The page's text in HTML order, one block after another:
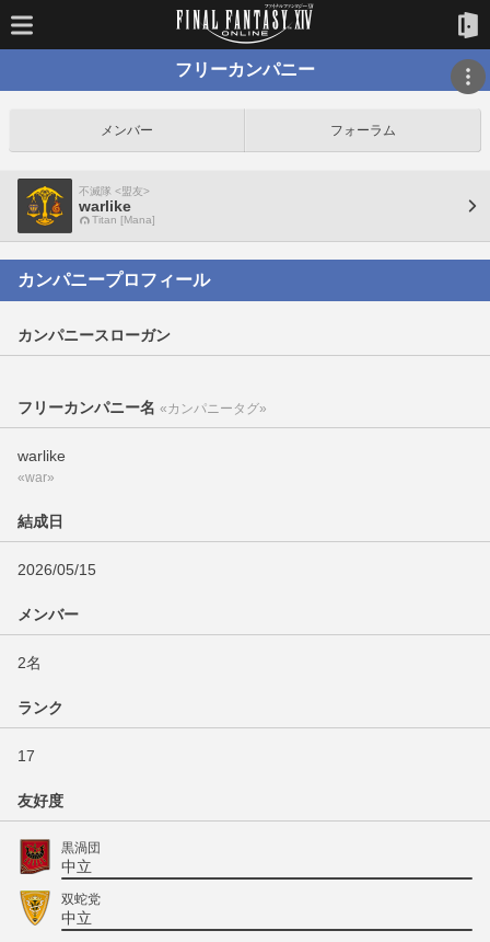
フリーカンパニー
メンバー フォーラム
不滅隊 <盟友>
warlike
Titan [Mana]
カンパニープロフィール
カンパニースローガン
フリーカンパニー名 «カンパニータグ»
warlike
«war»
結成日
2026/05/15
メンバー
2名
ランク
17
友好度
黒渦団
中立
双蛇党
中立